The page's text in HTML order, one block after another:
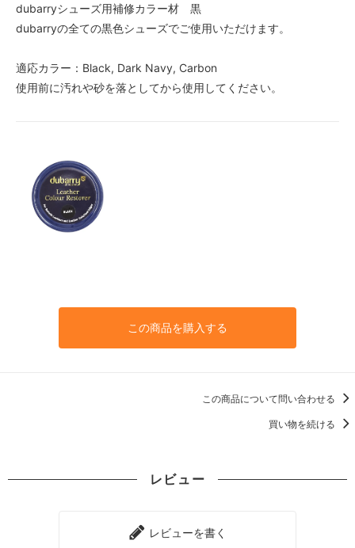
dubarryシューズ用補修カラー材 黒
dubarryの全ての黒色シューズでご使用いただけます。
適応カラー：Black, Dark Navy, Carbon
使用前に汚れや砂を落としてから使用してください。
この商品を購入する
この商品について問い合わせる
買い物を続ける
レビュー
レビューを書く